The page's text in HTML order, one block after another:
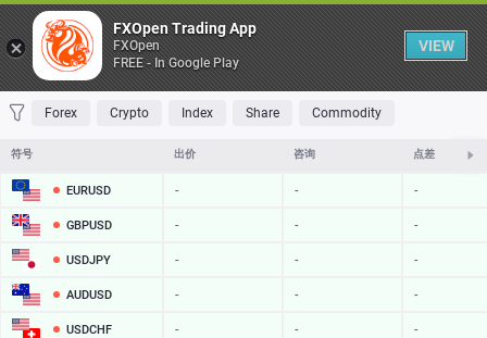
桌子
收藏 夹 交易量最大 最大涨幅 最大跌幅 最易挥发
Forex Crypto Index Share Commodity
符号 出价 咨询 点差
EURUSD - - -
GBPUSD - - -
USDJPY - - -
AUDUSD - - -
USDCHF - - -
FXOpen Trading App
FXOpen
FREE - In Google Play
VIEW